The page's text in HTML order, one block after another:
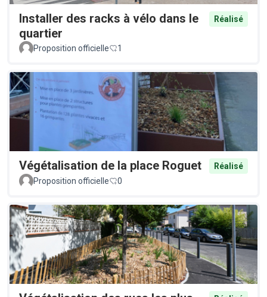
Installer des racks à vélo dans le
quartier
Réalisé
Proposition officielle 1
Végétalisation de la place Roguet
Réalisé
Proposition officielle
0